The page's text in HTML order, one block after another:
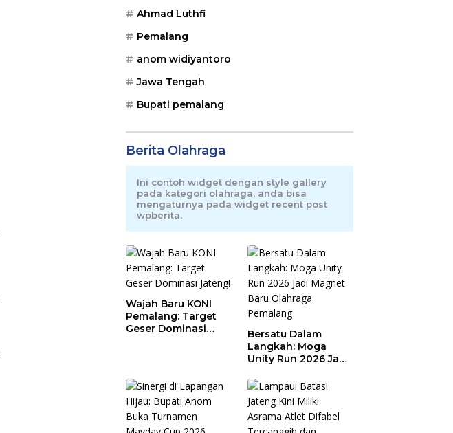
Ahmad Luthfi
Pemalang
anom widiyantoro
Jawa Tengah
Bupati pemalang
Berita Olahraga
Ini contoh widget dengan style gallery
pada kategori olahraga, anda bisa
mengaturnya pada widget recent post
wpberita.
Wajah Baru KONI
Pemalang: Target
Geser Dominasi
Bersatu Dalam
Langkah: Moga
Unity Run 2026 Jadi
Olahraga Pemalang